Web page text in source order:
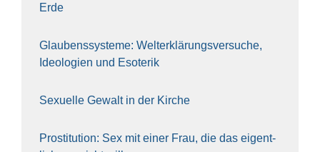
Erde
Glau­bens­sys­te­me: Welt­erklä­rungs­ver­su­che,
Ideo­lo­gien und Eso­te­rik
Sexu­el­le Gewalt in der Kir­che
Pro­sti­tu­ti­on: Sex mit einer Frau, die das eigent­